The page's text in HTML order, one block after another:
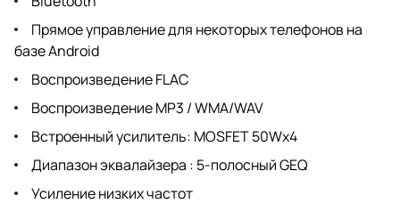
Прямое управление для некоторых телефонов на
базе Android
Воспроизведение FLAC
Воспроизведение MP3 / WMA/WAV
Встроенный усилитель: MOSFET 50Wx4
Диапазон эквалайзера : 5-полосный GEQ
Усиление низких частот